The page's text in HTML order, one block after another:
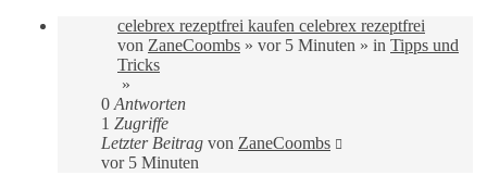
celebrex rezeptfrei kaufen celebrex rezeptfrei
von ZaneCoombs » vor 5 Minuten » in Tipps und
Tricks
»
0 Antworten
1 Zugriffe
Letzter Beitrag von ZaneCoombs
vor 5 Minuten